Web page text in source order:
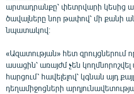
արտադրանքը՝ փետրվարի կեսից
ծավալները նոր թափով՝ մի քանի
նպատակով։
«Ազատության» հետ զրույցներում
ասացին՝ առայժմ չեն
հարցում՝ հավելելով՝ կգնան այդ
դեղամիջոցների